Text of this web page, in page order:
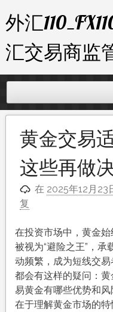
至
内
容
外汇
汇交易商监
黄金交易
这些再做
在 2025年12月23
复
在投资市场中，黄金
被视为“避险之王”，
动频繁，成为短线交
都会有这样的疑问：
易黄金有哪些优势和
在于理解黄金市场的